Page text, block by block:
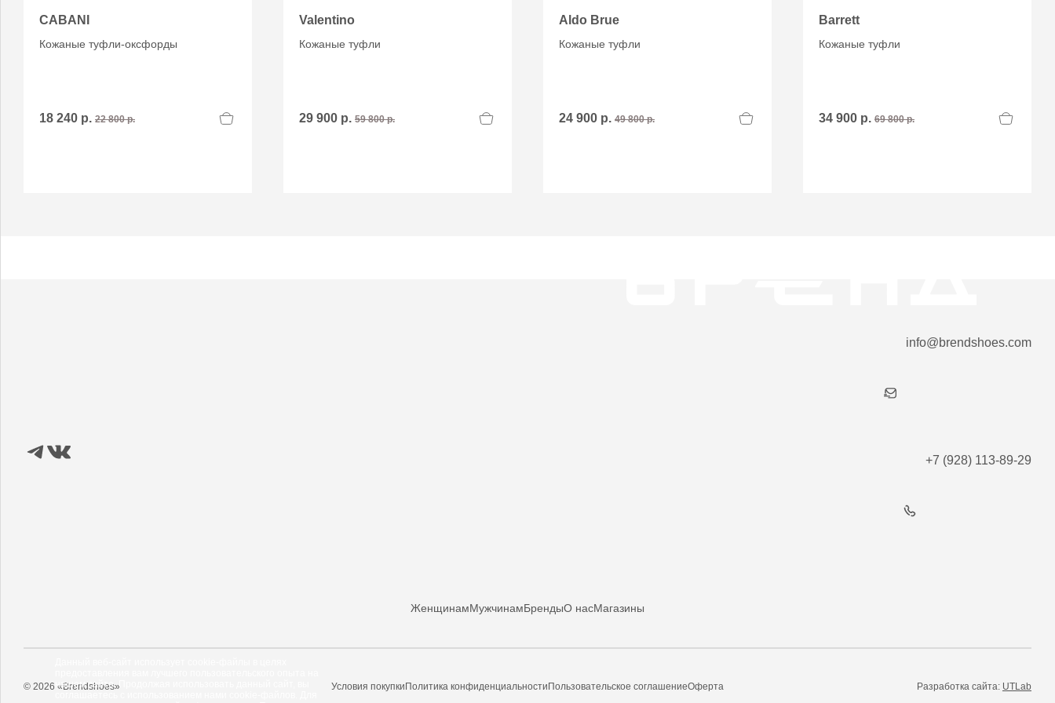
CABANI
Кожаные туфли-оксфорды
18 240 р. 22 800 р.
Valentino
Кожаные туфли
29 900 р. 59 800 р.
Aldo Brue
Кожаные туфли
24 900 р. 49 800 р.
Barrett
Кожаные туфли
34 900 р. 69 800 р.
ЖенщинамМужчинамБрендыО насМагазины
info@brendshoes.com
+7 (928) 113-89-29
© 2026 «Brendshoes» Условия покупки Политика конфиденциальности Пользовательское соглашениеОферта Разработка сайта: UTLab
нашем сайте. Продолжая использовать данный сайт, вы